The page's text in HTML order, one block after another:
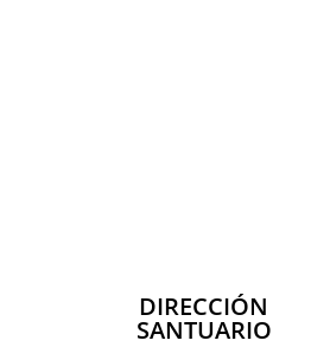
DIRECCIÓN
SANTUARIO